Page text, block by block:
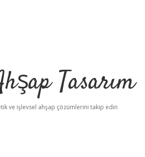
Tasarım
ve işlevsel ahşap çözümlerini takip edin